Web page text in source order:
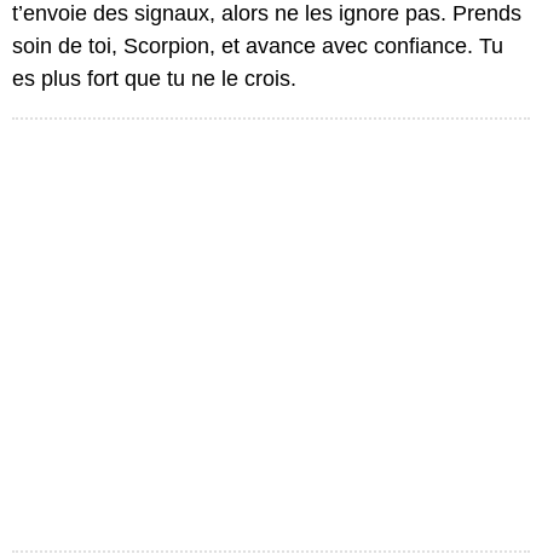
t’envoie des signaux, alors ne les ignore pas. Prends
soin de toi, Scorpion, et avance avec confiance. Tu
es plus fort que tu ne le crois.